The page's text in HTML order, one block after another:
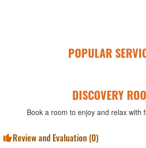
POPULAR
DISCOVERY
Book a room to enjoy and relax with
Review and Evaluation (0)